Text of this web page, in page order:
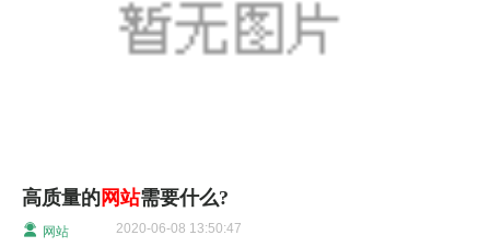
高质量的网站需要什么?
网站 2020-06-08 13:50:47